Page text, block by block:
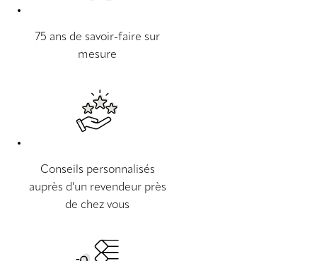
75 ans de savoir-faire sur
mesure
Conseils personnalisés
auprès d'un revendeur près
de chez vous